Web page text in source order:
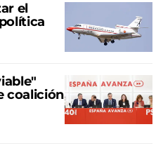
el
coalición